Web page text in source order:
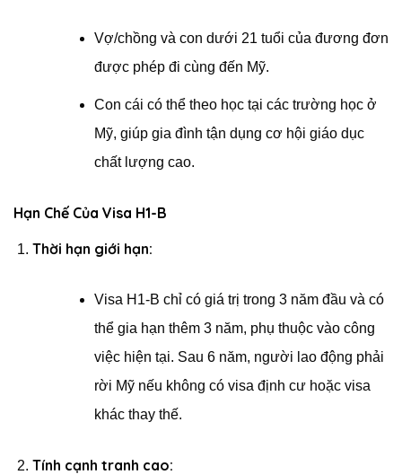
Vợ/chồng và con dưới 21 tuổi của đương đơn
được phép đi cùng đến Mỹ.
Con cái có thể theo học tại các trường học ở
Mỹ, giúp gia đình tận dụng cơ hội giáo dục
chất lượng cao.
Hạn Chế Của Visa H1-B
Thời hạn giới hạn:
Visa H1-B chỉ có giá trị trong 3 năm đầu và có
thể gia hạn thêm 3 năm, phụ thuộc vào công
việc hiện tại. Sau 6 năm, người lao động phải
rời Mỹ nếu không có visa định cư hoặc visa
khác thay thế.
Tính cạnh tranh cao: